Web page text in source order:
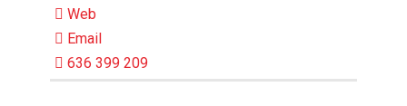
Web
Email
636 399 209